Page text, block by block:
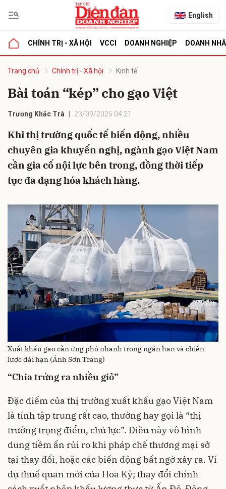
English
CHÍNH TRỊ - XÃ HỘI VCCI DOANH NGHIỆP DOANH
Trang chủ Chính trị - Xã hội Kinh tế
Bài toán “kép” cho gạo Việt
Trương Khắc Trà 23/09/2025 04:21
Khi thị trường quốc tế biến động, nhiều
chuyên gia khuyến nghị, ngành gạo Việt Nam
cần gia cố nội lực bên trong, đồng thời tiếp
tục đa dạng hóa khách hàng.
Xuất khẩu gạo cần ứng phó nhanh trong ngắn hạn và chiến
lược dài hạn (Ảnh Sơn Trang)
“Chia trứng ra nhiều giỏ”
Đặc điểm của thị trường xuất khẩu gạo Việt Nam
là tính tập trung rất cao, thường hay gọi là “thị
trường trọng điểm, chủ lực”. Điều này vô hình
dung tiềm ẩn rủi ro khi pháp chế thương mại sở
tại thay đổi, hoặc các biến động bất ngờ xảy ra. Ví
dụ thuế quan mới của Hoa Kỳ; thay đổi chính
luận
Hủy